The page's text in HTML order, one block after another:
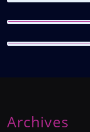
Archives